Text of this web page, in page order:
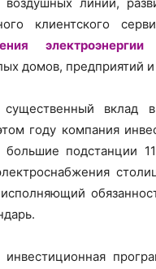
клиентского
электроэнергии–
домов, предприятий
вклад
году компания
большие подстанции